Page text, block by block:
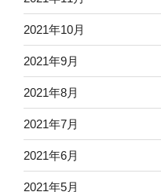
2021年10月
2021年9月
2021年8月
2021年7月
2021年6月
2021年5月